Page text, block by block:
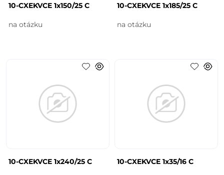
10-CXEKVCE 1x150/25 C
na otázku
10-CXEKVCE 1x185/25 C
na otázku
10-CXEKVCE 1x240/25 C 10-CXEKVCE 1x35/16 C